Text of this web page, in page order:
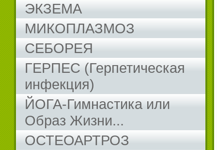
ЭКЗЕМА
МИКОПЛАЗМОЗ
СЕБОРЕЯ
ГЕРПЕС (Герпетическая
инфекция)
ЙОГА-Гимнастика или
Образ Жизни...
ОСТЕОАРТРОЗ